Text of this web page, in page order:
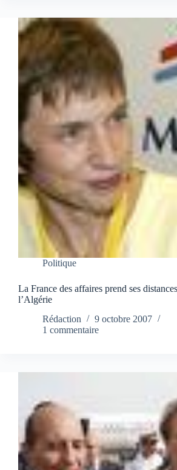
Politique
La France des affaires prend ses
l’Algérie
Rédaction
9 octobre 2007
1 commentaire